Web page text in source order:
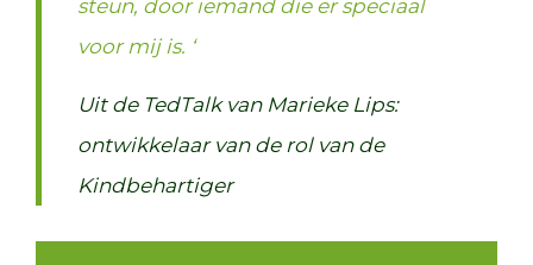
steun, door iemand die er speciaal
voor mij is. ‘
Uit de TedTalk van Marieke Lips:
ontwikkelaar van de rol van de
Kindbehartiger